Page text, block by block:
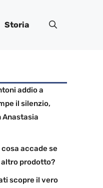
Storia
addio a
il silenzio,
Anastasia
cosa accade se
prodotto?
scopre il vero